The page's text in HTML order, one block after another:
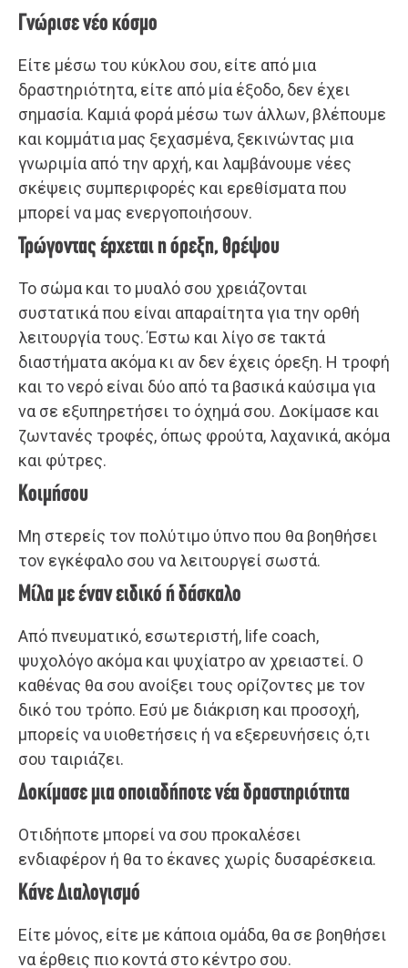
Γνώρισε νέο κόσμο
Είτε μέσω του κύκλου σου, είτε από μια
δραστηριότητα, είτε από μία έξοδο, δεν έχει
σημασία. Καμιά φορά μέσω των άλλων, βλέπουμε
και κομμάτια μας ξεχασμένα, ξεκινώντας μια
γνωριμία από την αρχή, και λαμβάνουμε νέες
σκέψεις συμπεριφορές και ερεθίσματα που
μπορεί να μας ενεργοποιήσουν.
Τρώγοντας έρχεται η όρεξη, θρέψου
Το σώμα και το μυαλό σου χρειάζονται
συστατικά που είναι απαραίτητα για την ορθή
λειτουργία τους. Έστω και λίγο σε τακτά
διαστήματα ακόμα κι αν δεν έχεις όρεξη. Η τροφή
και το νερό είναι δύο από τα βασικά καύσιμα για
να σε εξυπηρετήσει το όχημά σου. Δοκίμασε και
ζωντανές τροφές, όπως φρούτα, λαχανικά, ακόμα
και φύτρες.
Κοιμήσου
Μη στερείς τον πολύτιμο ύπνο που θα βοηθήσει
τον εγκέφαλο σου να λειτουργεί σωστά.
Μίλα με έναν ειδικό ή δάσκαλο
Από πνευματικό, εσωτεριστή, life coach,
ψυχολόγο ακόμα και ψυχίατρο αν χρειαστεί. Ο
καθένας θα σου ανοίξει τους ορίζοντες με τον
δικό του τρόπο. Εσύ με διάκριση και προσοχή,
μπορείς να υιοθετήσεις ή να εξερευνήσεις ό,τι
σου ταιριάζει.
Δοκίμασε μια οποιαδήποτε νέα δραστηριότητα
Οτιδήποτε μπορεί να σου προκαλέσει
ενδιαφέρον ή θα το έκανες χωρίς δυσαρέσκεια.
Κάνε Διαλογισμό
Είτε μόνος, είτε με κάποια ομάδα, θα σε βοηθήσει
να έρθεις πιο κοντά στο κέντρο σου.